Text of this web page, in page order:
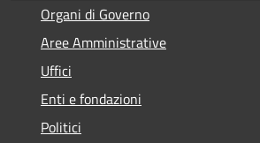
Organi di Governo
Aree Amministrative
Uffici
Enti e fondazioni
Politici